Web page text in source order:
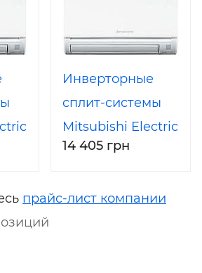
Инверторные
сплит-системы
Mitsubishi Electric
MSZ-
GE50VA
14 405 грн
прайс-лист компании